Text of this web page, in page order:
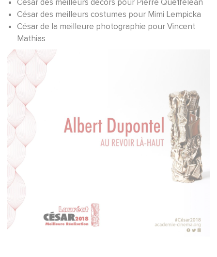
César des meilleurs décors pour Pierre Quefféléan
César des meilleurs costumes pour Mimi Lempicka
César de la meilleure photographie pour Vincent
Mathias